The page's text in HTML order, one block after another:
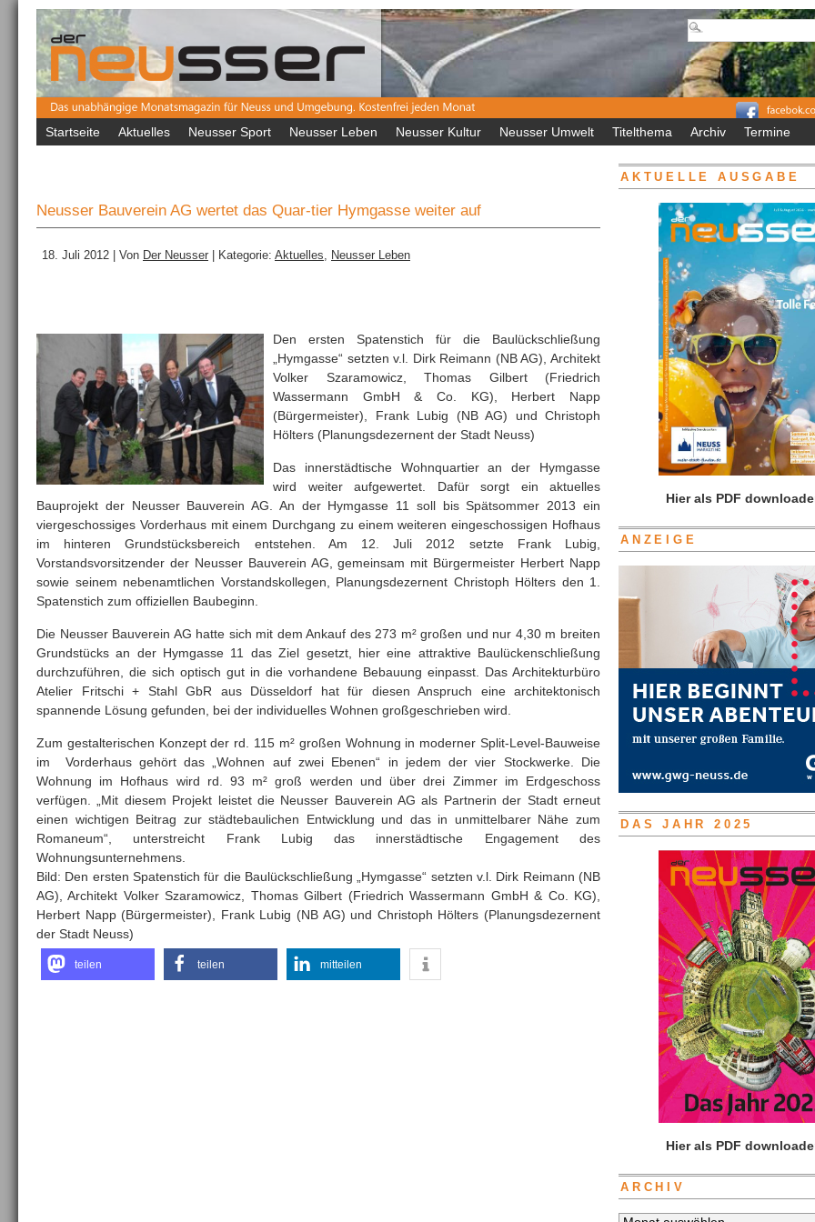
Startseite Aktuelles Neusser Sport Neusser Leben Neusser Kultur Neusser Umwelt Titelthema Archiv Termine
Neusser Bauverein AG wertet das Quar-tier Hymgasse weiter auf
18. Juli 2012 | Von Der Neusser | Kategorie: Aktuelles, Neusser Leben
Den ersten Spatenstich für die Baulückschließung
„Hymgasse“ setzten v.l. Dirk Reimann (NB AG), Architekt
Volker Szaramowicz, Thomas Gilbert (Friedrich
Wassermann GmbH & Co. KG), Herbert Napp
(Bürgermeister), Frank Lubig (NB AG) und Christoph
Hölters (Planungsdezernent der Stadt Neuss)
Das innerstädtische Wohnquartier an der Hymgasse
wird weiter aufgewertet. Dafür sorgt ein aktuelles
Bauprojekt der Neusser Bauverein AG. An der Hymgasse 11 soll bis Spätsommer 2013 ein
viergeschossiges Vorderhaus mit einem Durchgang zu einem weiteren eingeschossigen Hofhaus
im hinteren Grundstücksbereich entstehen. Am 12. Juli 2012 setzte Frank Lubig,
Vorstandsvorsitzender der Neusser Bauverein AG, gemeinsam mit Bürgermeister Herbert Napp
sowie seinem nebenamtlichen Vorstandskollegen, Planungsdezernent Christoph Hölters den 1.
Spatenstich zum offiziellen Baubeginn.
Die Neusser Bauverein AG hatte sich mit dem Ankauf des 273 m² großen und nur 4,30 m breiten
Grundstücks an der Hymgasse 11 das Ziel gesetzt, hier eine attraktive Baulückenschließung
durchzuführen, die sich optisch gut in die vorhandene Bebauung einpasst. Das Architekturbüro
Atelier Fritschi + Stahl GbR aus Düsseldorf hat für diesen Anspruch eine architektonisch
spannende Lösung gefunden, bei der individuelles Wohnen großgeschrieben wird.
Zum gestalterischen Konzept der rd. 115 m² großen Wohnung in moderner Split-Level-Bauweise
im Vorderhaus gehört das „Wohnen auf zwei Ebenen“ in jedem der vier Stockwerke. Die
Wohnung im Hofhaus wird rd. 93 m² groß werden und über drei Zimmer im Erdgeschoss
verfügen. „Mit diesem Projekt leistet die Neusser Bauverein AG als Partnerin der Stadt erneut
einen wichtigen Beitrag zur städtebaulichen Entwicklung und das in unmittelbarer Nähe zum
Romaneum“, unterstreicht Frank Lubig das innerstädtische Engagement des
Wohnungsunternehmens.
Bild: Den ersten Spatenstich für die Baulückschließung „Hymgasse“ setzten v.l. Dirk Reimann (NB
AG), Architekt Volker Szaramowicz, Thomas Gilbert (Friedrich Wassermann GmbH & Co. KG),
Herbert Napp (Bürgermeister), Frank Lubig (NB AG) und Christoph Hölters (Planungsdezernent
der Stadt Neuss)
teilen teilen mitteilen
AKTUELLE AUSGABE
Hier als PDF
ANZEIGE
DAS JAHR 2025
Hier als PDF
ARCHIV